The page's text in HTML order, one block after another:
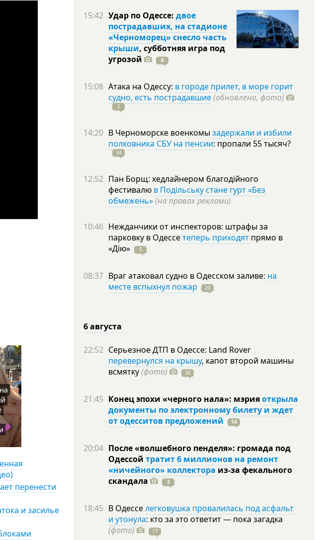
перенести
и засилье
15:42 Удар по Одессе: двое
пострадавших, на стадионе
«Черноморец» снесло часть
крыши, субботняя игра под
угрозой
8
15:08 Атака на Одессу: в городе прилет, в море горит
судно, есть пострадавшие(обновлено, фото)
2
14:20 В Черноморске военкомы задержали и избили
полковника СБУ на пенсии: пропали 55тысяч?
34
12:52 Пан Борщ: хедлайнером благодійного
фестивалю в Подільську стане гурт «Без
обмежень»(на правах реклами)
10:46 Нежданчики от инспекторов: штрафы за
парковку в Одессетеперь приходят прямо в
«Дію»
5
08:37 Враг атаковал судно в Одесском заливе: на
месте вспыхнул пожар
20
6 августа
22:52 Серьезное ДТП в Одессе: Land Rover
перевернулся на крышу, капот второй машины
всмятку(фото) 36
21:45 Конец эпохи «черного нала»: мэрияоткрыла
документы по электронному билету и ждет
от одесситов предложений
14
20:04 После «волшебного пенделя»: громада под
Одессой тратит 6 миллионов на ремонт
«ничейного» коллектора из-за фекального
скандала
3
18:45 В Одесселегковушка провалилась под асфальт
и утонула: кто за это ответит — пока загадка
(фото)
17